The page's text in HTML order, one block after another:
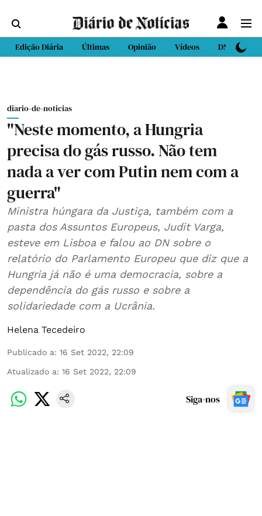
Edição Diária Últimas Opinião Vídeos DN Sport
diario-de-noticias
"Neste momento, a Hungria
precisa do gás russo. Não tem
nada a ver com Putin nem com a
guerra"
Ministra húngara da Justiça, também com a
pasta dos Assuntos Europeus, Judit Varga,
esteve em Lisboa e falou ao DN sobre o
relatório do Parlamento Europeu que diz que a
Hungria já não é uma democracia, sobre a
dependência do gás russo e sobre a
solidariedade com a Ucrânia.
Helena Tecedeiro
Publicado a: 16 Set 2022, 22:09
Atualizado a: 16 Set 2022, 22:09
Siga-nos